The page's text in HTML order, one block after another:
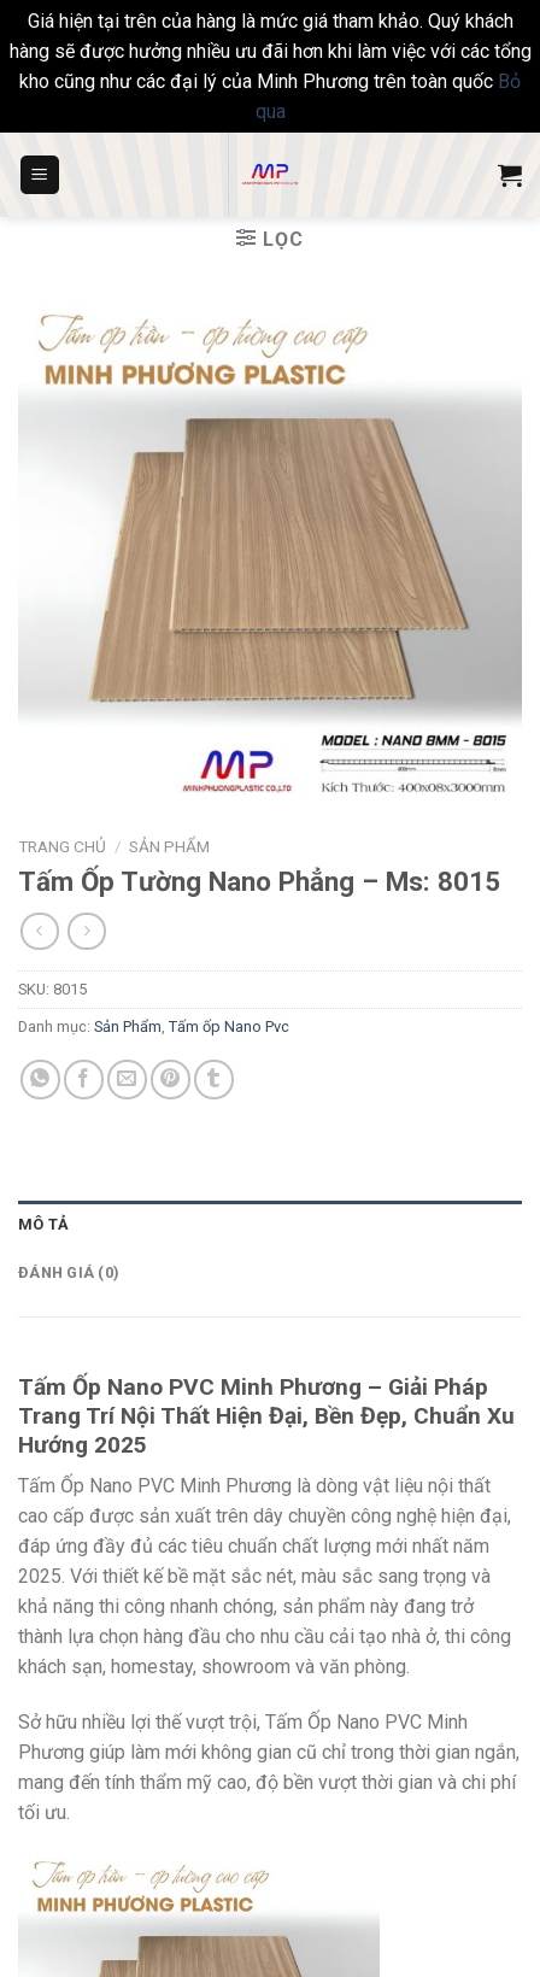
Giá hiện tại trên của hàng là mức giá tham khảo. Quý khách
hàng sẽ được hưởng nhiều ưu đãi hơn khi làm việc với các tổng
kho cũng như các đại lý của Minh Phương trên toàn quốc Bỏ
qua
LỌC
TRANG CHỦ / SẢN PHẨM
Tấm Ốp Tường Nano Phẳng – Ms: 8015
SKU: 8015
Danh mục: Sản Phẩm Tấm ốp Nano Pvc
MÔ TẢ
ĐÁNH GIÁ (0)
Tấm Ốp Nano PVC Minh Phương – Giải Pháp
Trang Trí Nội Thất Hiện Đại, Bền Đẹp, Chuẩn Xu
Hướng 2025
Tấm Ốp Nano PVC Minh Phương là dòng vật liệu nội thất
cao cấp được sản xuất trên dây chuyền công nghệ hiện đại,
đáp ứng đầy đủ các tiêu chuẩn chất lượng mới nhất năm
2025. Với thiết kế bề mặt sắc nét, màu sắc sang trọng và
khả năng thi công nhanh chóng, sản phẩm này đang trở
thành lựa chọn hàng đầu cho nhu cầu cải tạo nhà ở, thi công
khách sạn, homestay, showroom và văn phòng.
Sở hữu nhiều lợi thế vượt trội, Tấm Ốp Nano PVC Minh
Phương giúp làm mới không gian cũ chỉ trong thời gian ngắn,
mang đến tính thẩm mỹ cao, độ bền vượt thời gian và chi phí
tối ưu.